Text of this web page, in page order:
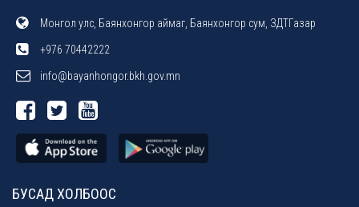
Монгол улс, Баянхонгор аймаг, Баянхонгор сум, ЗДТГазар
+976 70442222
info@bayanhongor.bkh.gov.mn
БУСАД ХОЛБООС